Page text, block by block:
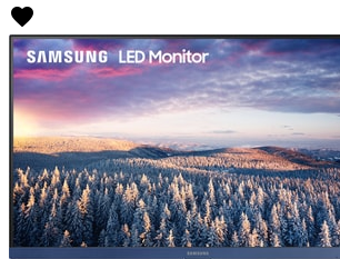
favorite